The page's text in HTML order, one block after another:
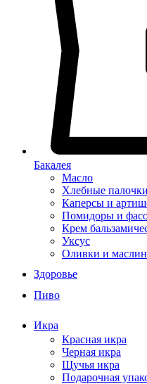
Бакалея
Масло
Хлебные
Каперсы и
Помидоры и
Крем
Уксус
Оливки и
Здоровье
Пиво
Икра
Красная икра
Черная икра
Щучья икра
Подарочная